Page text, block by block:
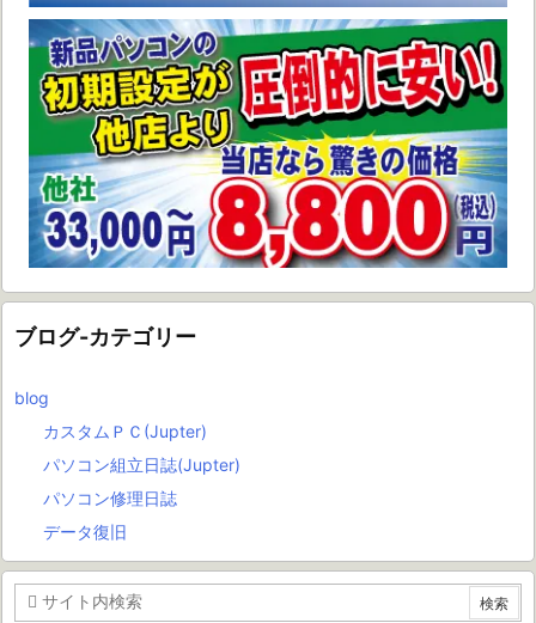
ブログ-カテゴリー
blog
カスタムＰＣ(Jupter)
パソコン組立日誌(Jupter)
パソコン修理日誌
データ復旧